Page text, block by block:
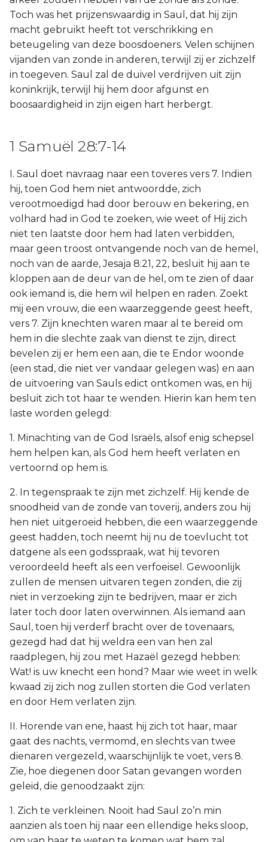
Toch was het prijzenswaardig in Saul, dat hij zijn
macht gebruikt heeft tot verschrikking en
beteugeling van deze boosdoeners. Velen schijnen
vijanden van zonde in anderen, terwijl zij er zichzelf
in toegeven. Saul zal de duivel verdrijven uit zijn
koninkrijk, terwijl hij hem door afgunst en
boosaardigheid in zijn eigen hart herbergt.
1 Samuël 28:7-14
I. Saul doet navraag naar een toveres vers 7. Indien
hij, toen God hem niet antwoordde, zich
verootmoedigd had door berouw en bekering, en
volhard had in God te zoeken, wie weet of Hij zich
niet ten laatste door hem had laten verbidden,
maar geen troost ontvangende noch van de hemel,
noch van de aarde, Jesaja 8:21, 22, besluit hij aan te
kloppen aan de deur van de hel, om te zien of daar
ook iemand is, die hem wil helpen en raden. Zoekt
mij een vrouw, die een waarzeggende geest heeft,
vers 7. Zijn knechten waren maar al te bereid om
hem in die slechte zaak van dienst te zijn, direct
bevelen zij er hem een aan, die te Endor woonde
(een stad, die niet ver vandaar gelegen was) en aan
de uitvoering van Sauls edict ontkomen was, en hij
besluit zich tot haar te wenden. Hierin kan hem ten
laste worden gelegd:
1. Minachting van de God Israëls, alsof enig schepsel
hem helpen kan, als God hem heeft verlaten en
vertoornd op hem is.
2. In tegenspraak te zijn met zichzelf. Hij kende de
snoodheid van de zonde van toverij, anders zou hij
hen niet uitgeroeid hebben, die een waarzeggende
geest hadden, toch neemt hij nu de toevlucht tot
datgene als een godsspraak, wat hij tevoren
veroordeeld heeft als een verfoeisel. Gewoonlijk
zullen de mensen uitvaren tegen zonden, die zij
niet in verzoeking zijn te bedrijven, maar er zich
later toch door laten overwinnen. Als iemand aan
Saul, toen hij verderf bracht over de tovenaars,
gezegd had dat hij weldra een van hen zal
raadplegen, hij zou met Hazaël gezegd hebben:
Wat! is uw knecht een hond? Maar wie weet in welk
kwaad zij zich nog zullen storten die God verlaten
en door Hem verlaten zijn.
II. Horende van ene, haast hij zich tot haar, maar
gaat des nachts, vermomd, en slechts van twee
dienaren vergezeld, waarschijnlijk te voet, vers 8.
Zie, hoe diegenen door Satan gevangen worden
geleid, die genoodzaakt zijn:
1. Zich te verkleinen. Nooit had Saul zo’n min
aanzien als toen hij naar een ellendige heks sloop,